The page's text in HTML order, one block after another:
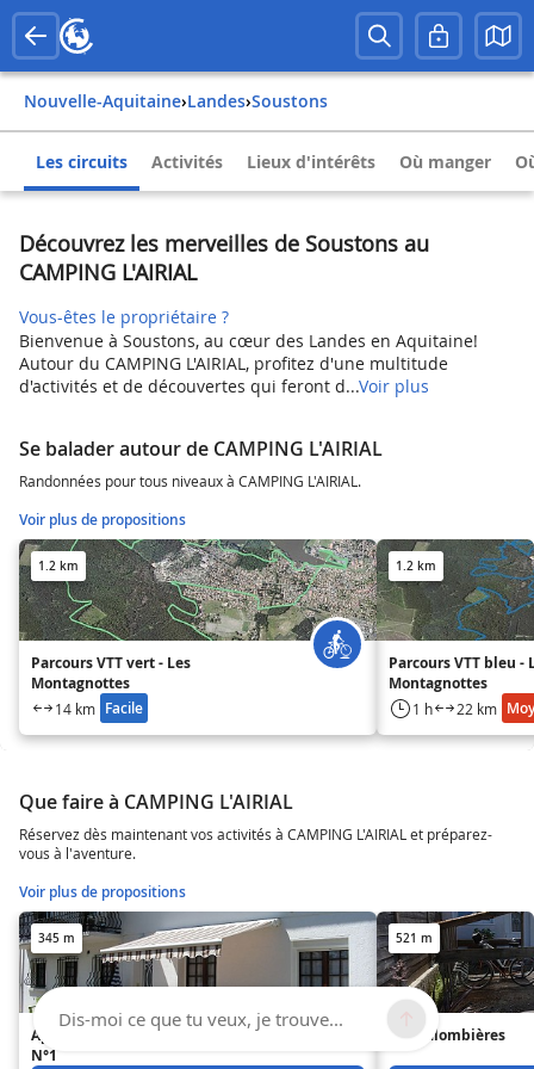
Nouvelle-Aquitaine› Landes› Soustons
Les circuits Activités Lieux d'intérêts Où manger
Découvrez les merveilles de Soustons au
CAMPING L'AIRIAL
Vous-êtes le propriétaire ?
Bienvenue à Soustons, au cœur des Landes en Aquitaine!
Autour du CAMPING L'AIRIAL, profitez d'une multitude
d'activités et de découvertes qui feront d...Voir plus
Se balader autour de CAMPING L'AIRIAL
Randonnées pour tous niveaux à CAMPING L'AIRIAL.
Voir plus de propositions
1.2 km
Parcours VTT vert - Les
Montagnottes
14 km Facile
1.2 km
Parcours VTT bleu -
Montagnottes
1 h 22 km
Que faire à CAMPING L'AIRIAL
Réservez dès maintenant vos activités à CAMPING L'AIRIAL et préparez-
vous à l'aventure.
Voir plus de propositions
345 m
Appartement Roth Christiane
N°1
521 m
Les Palombières
Dis-moi ce que tu veux, je trouve...